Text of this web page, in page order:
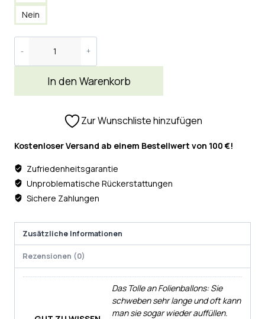
Nein
In den Warenkorb
Zur Wunschliste hinzufügen
Kostenloser Versand ab einem Bestellwert von 100 €!
Zufriedenheitsgarantie
Unproblematische Rückerstattungen
Sichere Zahlungen
Zusätzliche Informationen
Rezensionen (0)
Das Tolle an Folienballons: Sie
schweben sehr lange und oft kann
man sie sogar wieder auffüllen.